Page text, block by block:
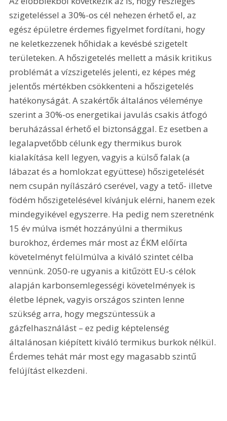
szigeteléssel a 30%-os cél nehezen érhető el, az
egész épületre érdemes figyelmet fordítani, hogy
ne keletkezzenek hőhidak a kevésbé szigetelt
területeken. A hőszigetelés mellett a másik kritikus
problémát a vízszigetelés jelenti, ez képes még
jelentős mértékben csökkenteni a hőszigetelés
hatékonyságát. A szakértők általános véleménye
szerint a 30%-os energetikai javulás csakis átfogó
beruházással érhető el biztonsággal. Ez esetben a
legalapvetőbb célunk egy thermikus burok
kialakítása kell legyen, vagyis a külső falak (a
lábazat és a homlokzat együttese) hőszigetelését
nem csupán nyílászáró cserével, vagy a tető- illetve
födém hőszigetelésével kívánjuk elérni, hanem ezek
mindegyikével egyszerre. Ha pedig nem szeretnénk
15 év múlva ismét hozzányúlni a thermikus
burokhoz, érdemes már most az ÉKM előírta
követelményt felülmúlva a kiváló szintet célba
vennünk. 2050-re ugyanis a kitűzött EU-s célok
alapján karbonsemlegességi követelmények is
életbe lépnek, vagyis országos szinten lenne
szükség arra, hogy megszüntessük a
gázfelhasználást – ez pedig képtelenség
általánosan kiépített kiváló termikus burkok nélkül.
Érdemes tehát már most egy magasabb szintű
felújítást elkezdeni.